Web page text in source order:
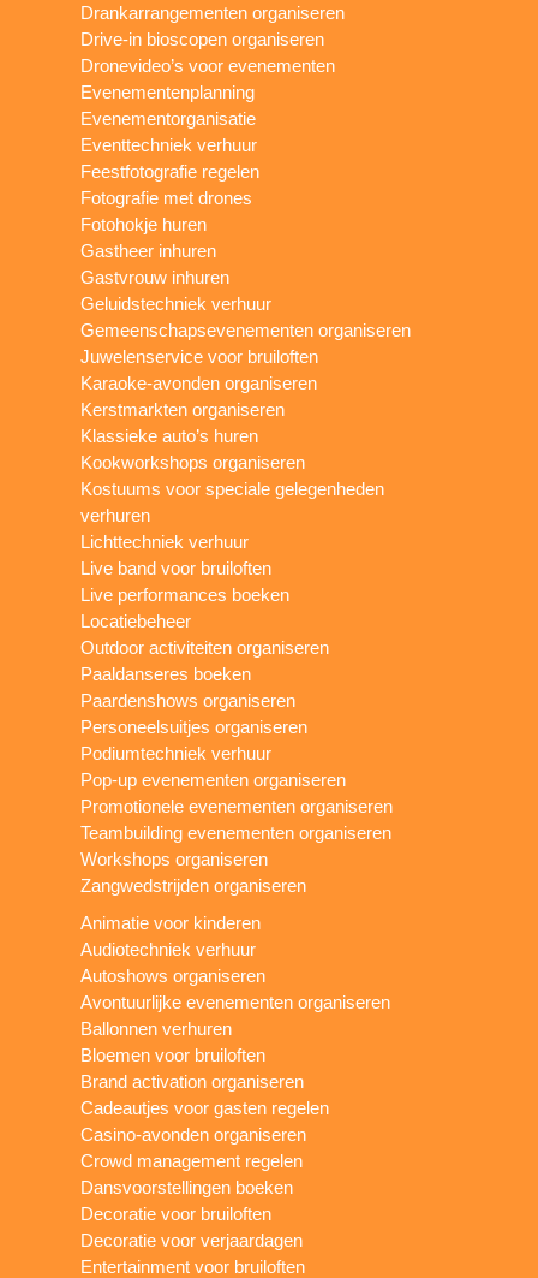
Drankarrangementen organiseren
Drive-in bioscopen organiseren
Dronevideo’s voor evenementen
Evenementenplanning
Evenementorganisatie
Eventtechniek verhuur
Feestfotografie regelen
Fotografie met drones
Fotohokje huren
Gastheer inhuren
Gastvrouw inhuren
Geluidstechniek verhuur
Gemeenschapsevenementen organiseren
Juwelenservice voor bruiloften
Karaoke-avonden organiseren
Kerstmarkten organiseren
Klassieke auto’s huren
Kookworkshops organiseren
Kostuums voor speciale gelegenheden
verhuren
Lichttechniek verhuur
Live band voor bruiloften
Live performances boeken
Locatiebeheer
Outdoor activiteiten organiseren
Paaldanseres boeken
Paardenshows organiseren
Personeelsuitjes organiseren
Podiumtechniek verhuur
Pop-up evenementen organiseren
Promotionele evenementen organiseren
Teambuilding evenementen organiseren
Workshops organiseren
Zangwedstrijden organiseren
Animatie voor kinderen
Audiotechniek verhuur
Autoshows organiseren
Avontuurlijke evenementen organiseren
Ballonnen verhuren
Bloemen voor bruiloften
Brand activation organiseren
Cadeautjes voor gasten regelen
Casino-avonden organiseren
Crowd management regelen
Dansvoorstellingen boeken
Decoratie voor bruiloften
Decoratie voor verjaardagen
Entertainment voor bruiloften